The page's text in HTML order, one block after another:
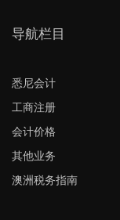
导航栏目
悉尼会计
工商注册
会计价格
其他业务
澳洲税务指南